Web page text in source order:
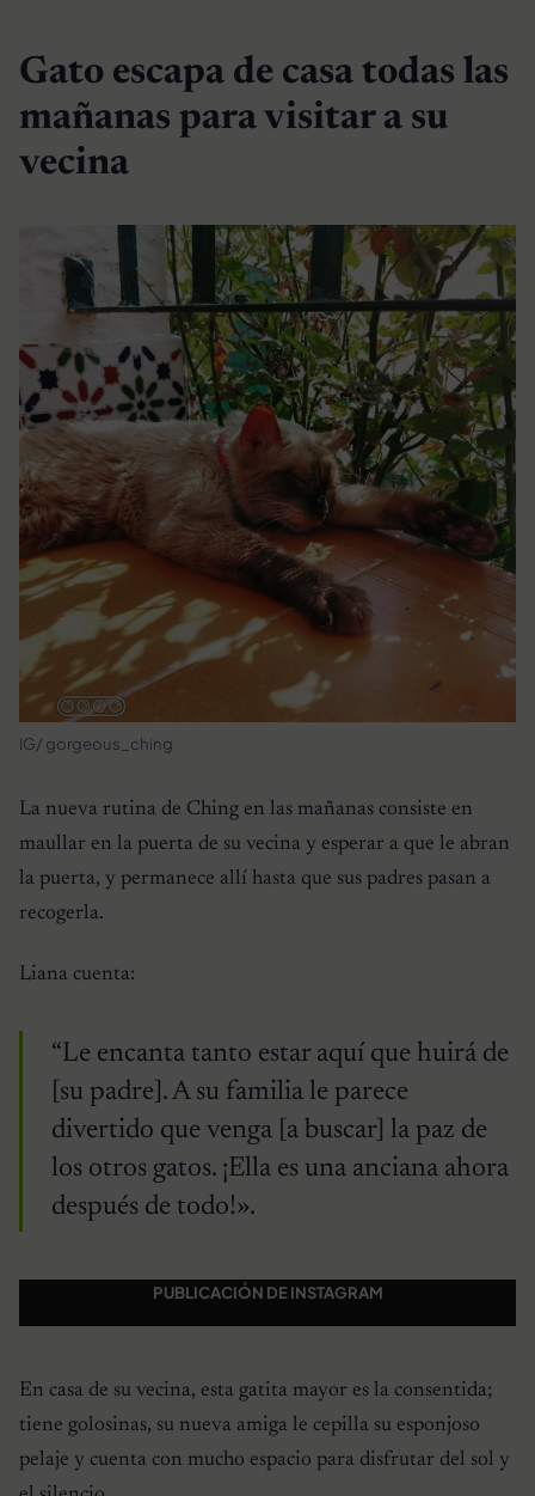
Gato escapa de casa todas las
mañanas para visitar a su
vecina
IG/ gorgeous_ching
La nueva rutina de Ching en las mañanas consiste en
maullar en la puerta de su vecina y esperar a que le abran
la puerta, y permanece allí hasta que sus padres pasan a
recogerla.
Liana cuenta:
“Le encanta tanto estar aquí que huirá de
[su padre]. A su familia le parece
divertido que venga [a buscar] la paz de
los otros gatos. ¡Ella es una anciana ahora
después de todo!».
PUBLICACIÓN DE INSTAGRAM
En casa de su vecina, esta gatita mayor es la consentida;
tiene golosinas, su nueva amiga le cepilla su esponjoso
pelaje y cuenta con mucho espacio para disfrutar del sol y